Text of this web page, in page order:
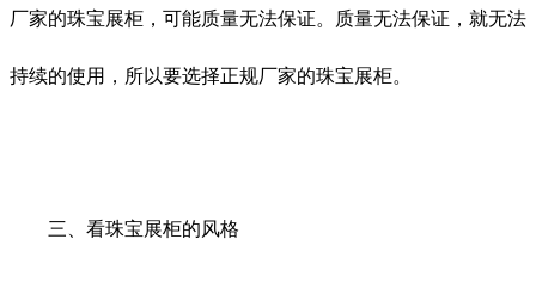
厂家的珠宝展柜，可能质量无法保证。质量无法保证，就无法
持续的使用，所以要选择正规厂家的珠宝展柜。
三、看珠宝展柜的风格